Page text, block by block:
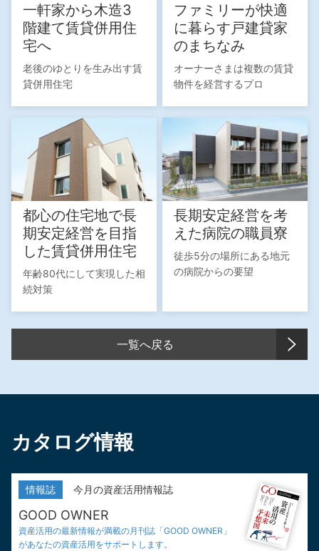
一軒家から木造3
階建て賃貸併用住
宅へ
老後のゆとりを生み出す賃
貸併用住宅
ファミリーが快適
に暮らす戸建貸家
のまちなみ
オーナーさまは複数の賃貸
物件を経営するプロ
都心の住宅地で長
期安定経営を目指
した賃貸併用住宅
年齢80代にして実現した相
続対策
長期安定経営を考
えた病院の職員寮
徒歩5分の場所にある地元
の病院からの要望
一覧へ戻る
カタログ情報
情報誌 今月の資産活用情報誌
GOOD OWNER
資産活用の最新情報が満載の月刊誌「GOOD OWNER」
があなたの資産活用をサポートします。